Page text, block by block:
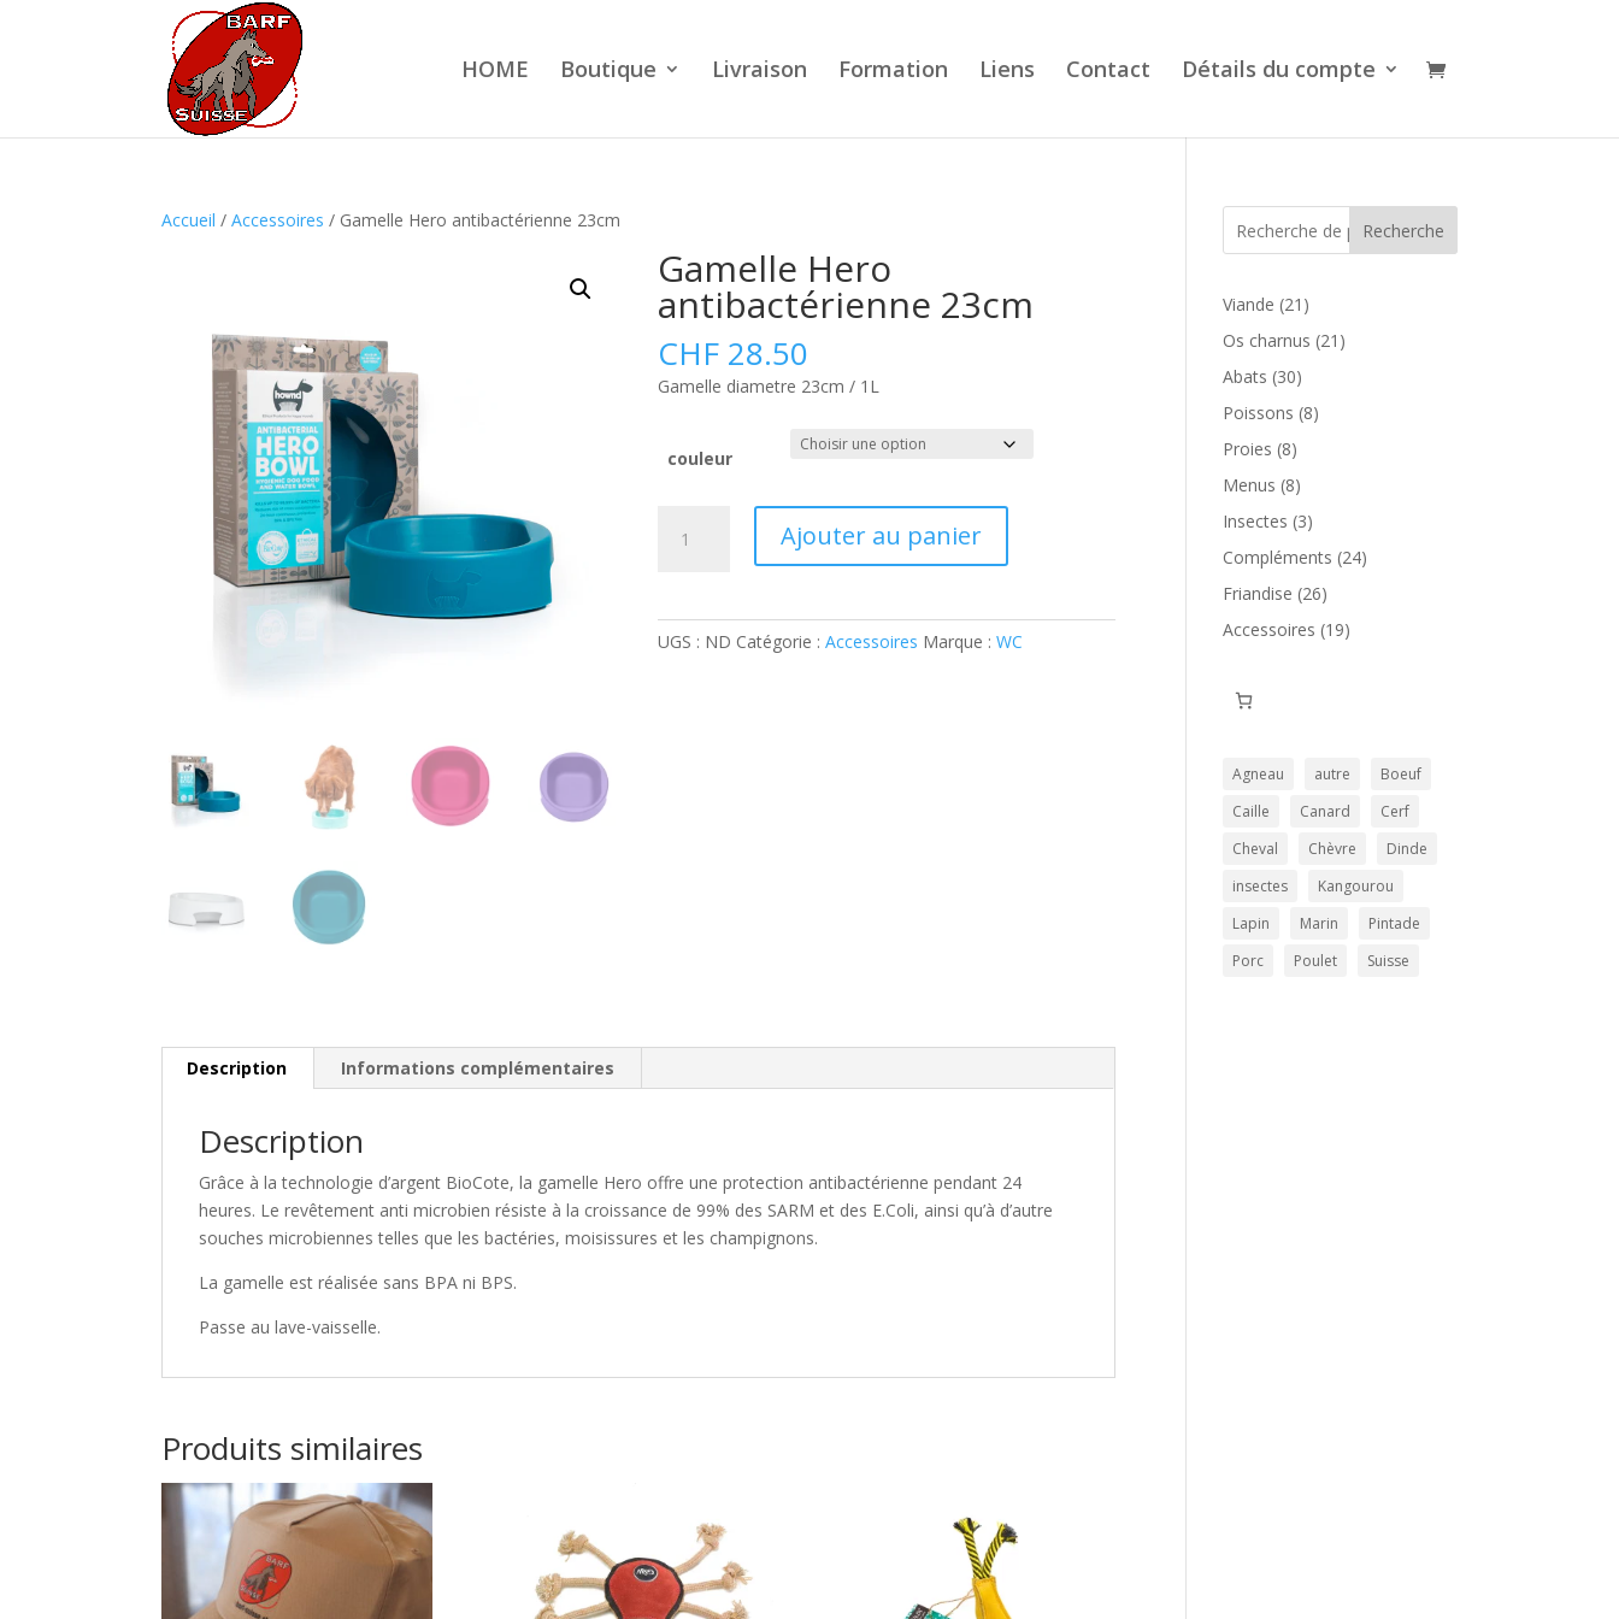
HOME Boutique Livraison Formation Liens Contact Détails du compte
Accueil /Accessoires / Gamelle Hero antibactérienne 23cm
Gamelle Hero
antibactérienne 23cm
CHF 28.50
Gamelle diametre 23cm / 1L
couleur
antibactérienne
Ajouter au panier
r
UGS : ND Catégorie :Accessoires Marque :WC
Description Informations complémentaires
Description
Grâce à la technologie d’argent BioCote, la gamelle Hero offre une protection antibactérienne pendant 24
heures. Le revêtement anti microbien résiste à la croissance de 99% des SARM et des E.Coli, ainsi qu’à d’autre
souches microbiennes telles que les bactéries, moisissures et les champignons.
La gamelle est réalisée sans BPA ni BPS.
Passe au lave-vaisselle.
Produits similaires
Recherche
Viande 21 21
produits
Os charnus 21 21
Abats 3030
produits
Poissons 88
Proies 88
produits
Menus 88
produits
Insectes 33
produits
Compléments 2424
Friandise 2626
produits
Accessoires 1919
Agneau autre
Boeuf
Caille
Canard
Cerf
Cheval
Chèvre
Dinde
insectes
Kangourou
Lapin
Marin
Pintade
Porc
Poulet Suisse